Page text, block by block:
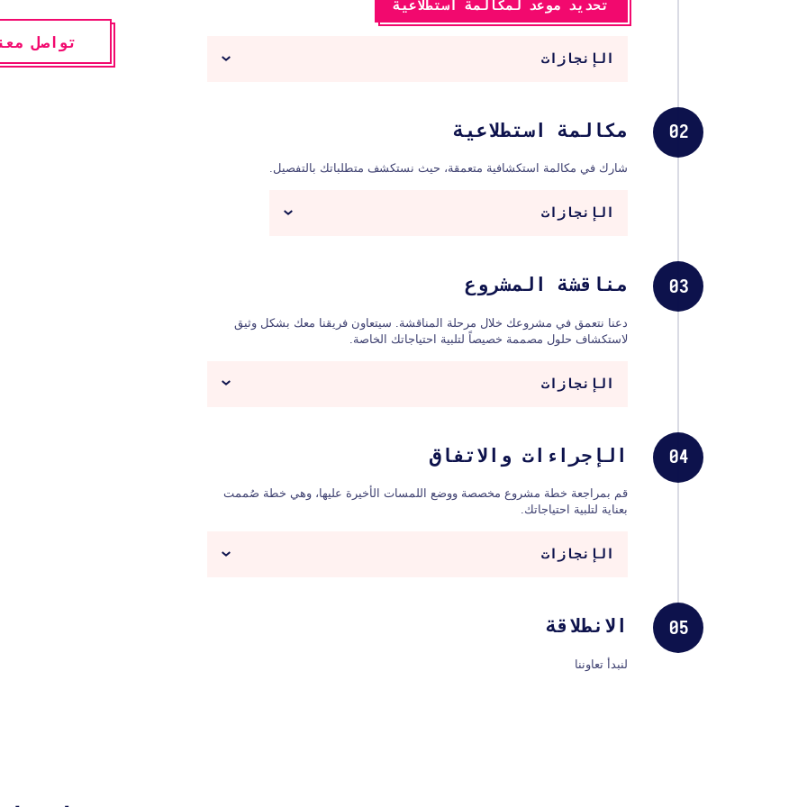
تواصل
تحديد موعد لمكالمة استطلاعية
الإنجازات
02 مكالمة استطلاعية
شارك في مكالمة استكشافية متعمقة، حيث نستكشف متطلباتك بالتفصيل.
الإنجازات
03 مناقشة المشروع
دعنا نتعمق في مشروعك خلال مرحلة المناقشة. سيتعاون فريقنا معك بشكل وثيق
لاستكشاف حلول مصممة خصيصاً لتلبية احتياجاتك الخاصة.
الإنجازات
04 الإجراءات والاتفاق
قم بمراجعة خطة مشروع مخصصة ووضع اللمسات الأخيرة عليها، وهي خطة صُممت
بعناية لتلبية احتياجاتك.
الإنجازات
05 الانطلاقة
لنبدأ تعاوننا